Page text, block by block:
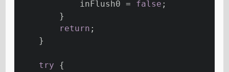
            inFlush0 =
false ;
        }
return ;
    }
try {